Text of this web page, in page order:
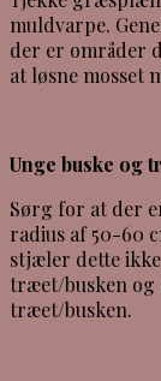
muldvarpe.
der er områder
at løsne mosset
Unge buske og
Sørg for at der
radius af 50-60
stjæler dette
træet/busken og
træet/busken.